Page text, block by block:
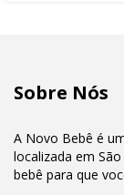
Sobre Nós
A Novo Bebê é
localizada em
bebê para que